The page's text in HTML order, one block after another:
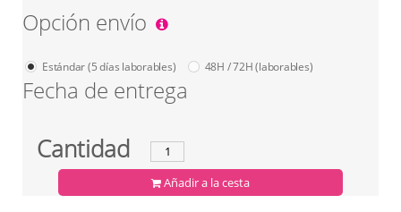
Opción envío
Estándar (5 días laborables) 48H / 72H (laborables)
Fecha de entrega
Cantidad
Añadir a la cesta